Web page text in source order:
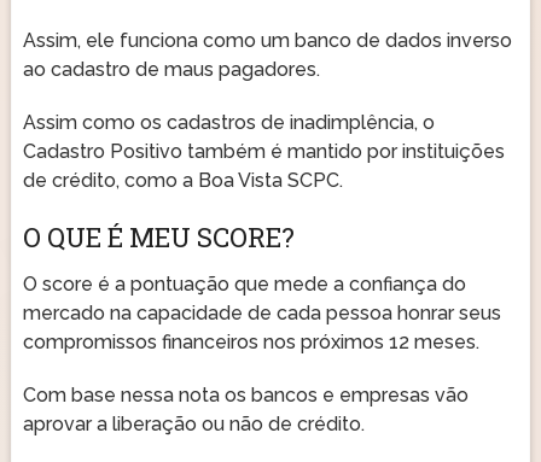
Assim, ele funciona como um banco de dados inverso
ao cadastro de maus pagadores.
Assim como os cadastros de inadimplência, o
Cadastro Positivo também é mantido por instituições
de crédito, como a Boa Vista SCPC.
O QUE É MEU SCORE?
O score é a pontuação que mede a confiança do
mercado na capacidade de cada pessoa honrar seus
compromissos financeiros nos próximos 12 meses.
Com base nessa nota os bancos e empresas vão
aprovar a liberação ou não de crédito.